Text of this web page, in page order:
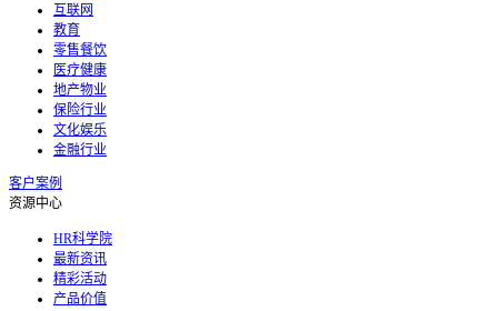
互联网
教育
零售餐饮
医疗健康
地产物业
保险行业
文化娱乐
金融行业
客户案例
资源中心
HR科学院
最新资讯
精彩活动
产品价值